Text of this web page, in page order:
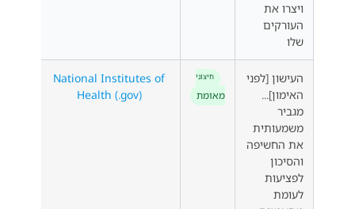
ויצרו את
העורקים
שלו
העישון [לפני
האימון]...
מגביר
משמעותית
את החשיפה
והסיכון
לפציעות
לעומת
חִיצוֹנִי
מאומת
National Institutes of
Health (.gov)